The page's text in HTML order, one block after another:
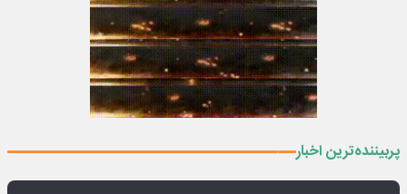
پربیننده‌ترین اخبار